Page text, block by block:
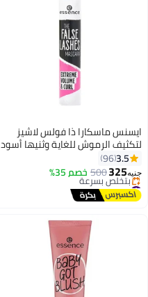
ايسنس ماسكارا ذا فولس لاشيز
لتكثيف الرموش للغاية وثنيها أسود
3.5
96
جنيه325
500 خصم 35%
#29 في ماسكارا
توصيل مجاني
بتخلّص بسرعة